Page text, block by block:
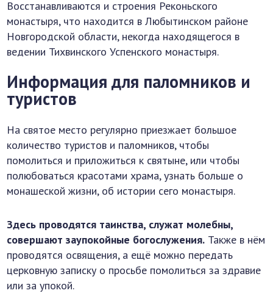
Восстанавливаются и строения Реконьского
монастыря, что находится в Любытинском районе
Новгородской области, некогда находящегося в
ведении Тихвинского Успенского монастыря.
Информация для паломников и
туристов
На святое место регулярно приезжает большое
количество туристов и паломников, чтобы
помолиться и приложиться к святыне, или чтобы
полюбоваться красотами храма, узнать больше о
монашеской жизни, об истории сего монастыря.
Здесь проводятся таинства, служат молебны,
совершают заупокойные богослужения. Также в нём
проводятся освящения, а ещё можно передать
церковную записку о просьбе помолиться за здравие
или за упокой.